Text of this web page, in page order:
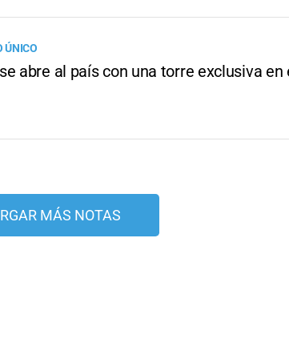
ÚNICO
abre al país con una torre exclusiva en
MÁS NOTAS